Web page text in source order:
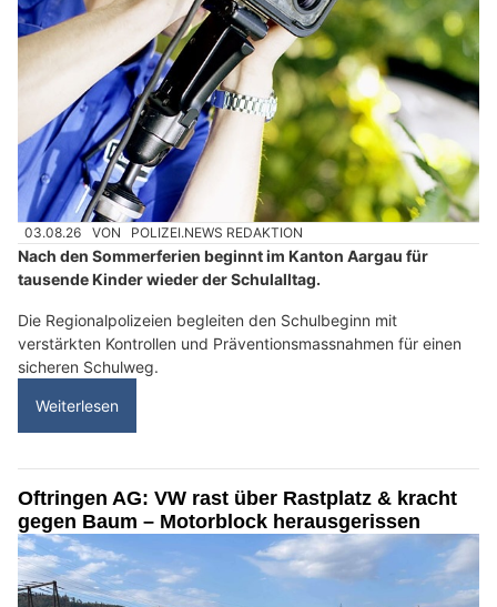
03.08.26 VON POLIZEI.NEWS REDAKTION
Nach den Sommerferien beginnt im Kanton Aargau für
tausende Kinder wieder der Schulalltag.
Die Regionalpolizeien begleiten den Schulbeginn mit
verstärkten Kontrollen und Präventionsmassnahmen für einen
sicheren Schulweg.
Weiterlesen
Oftringen AG: VW rast über Rastplatz & kracht
gegen Baum – Motorblock herausgerissen